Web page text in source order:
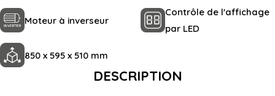
Moteur à inverseur
Contrôle de l'affichage
par LED
850 x 595 x 510 mm
DESCRIPTION